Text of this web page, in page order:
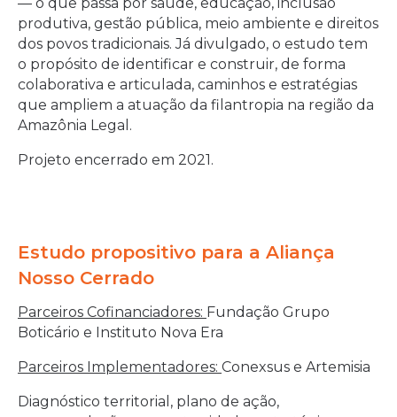
produtiva, gestão pública, meio ambiente e direitos
dos povos tradicionais. Já divulgado, o estudo tem
o propósito de identificar e construir, de forma
colaborativa e articulada, caminhos e estratégias
que ampliem a atuação da filantropia na região da
Amazônia Legal.
Projeto encerrado em 2021.
Estudo propositivo para a Aliança
Nosso Cerrado
Parceiros Cofinanciadores: Fundação Grupo
Boticário e Instituto Nova Era
Parceiros Implementadores: Conexsus e Artemisia
Diagnóstico territorial, plano de ação,